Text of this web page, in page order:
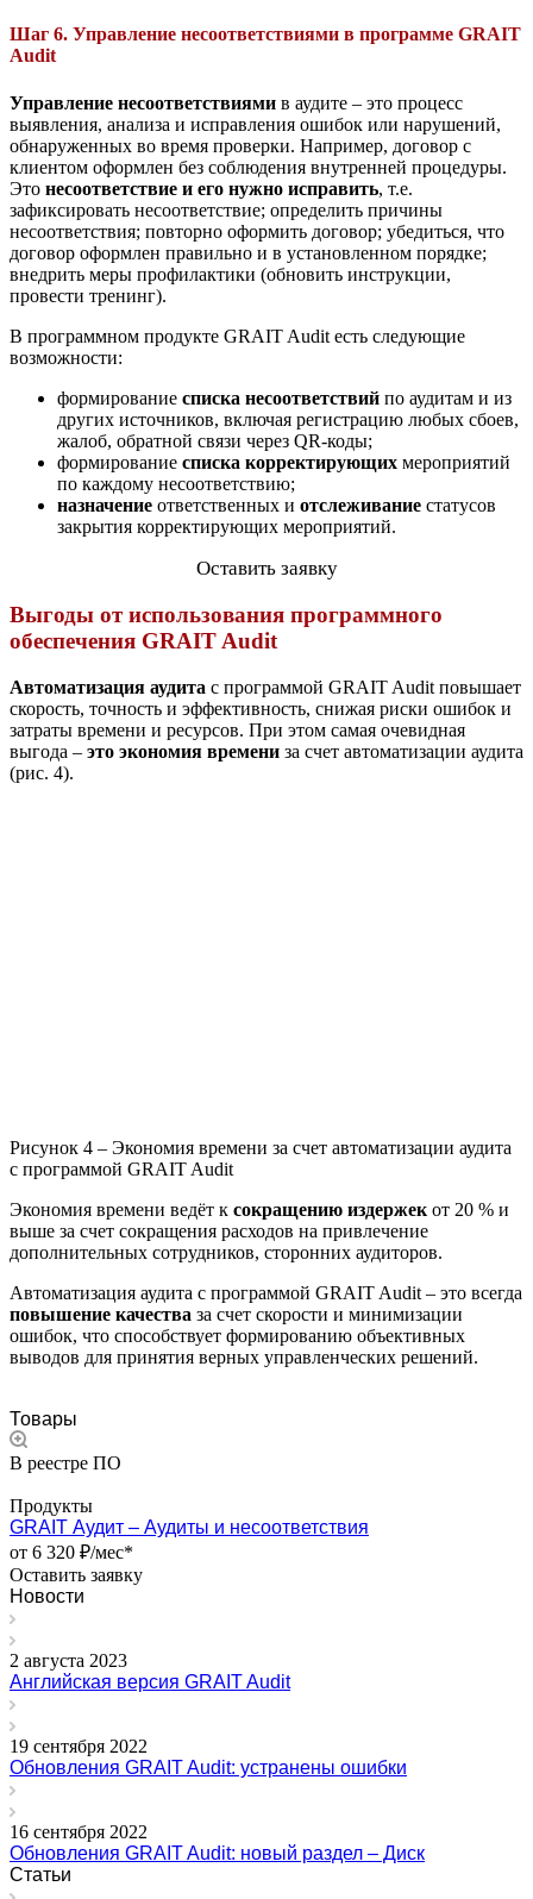
Шаг 6. Управление несоответствиями в программе GRAIT
Audit
Управление несоответствиями в аудите – это процесс
выявления, анализа и исправления ошибок или нарушений,
обнаруженных во время проверки. Например, договор с
клиентом оформлен без соблюдения внутренней процедуры.
Это несоответствие и его нужно исправить, т.е.
зафиксировать несоответствие; определить причины
несоответствия; повторно оформить договор; убедиться, что
договор оформлен правильно и в установленном порядке;
внедрить меры профилактики (обновить инструкции,
провести тренинг).
В программном продукте GRAIT Audit есть следующие
возможности:
формирование списка несоответствий по аудитам и из
других источников, включая регистрацию любых сбоев,
жалоб, обратной связи через QR-коды;
формирование списка корректирующих мероприятий
по каждому несоответствию;
назначение ответственных и отслеживание статусов
закрытия корректирующих мероприятий.
Оставить заявку
Выгоды от использования программного
обеспечения GRAIT Audit
Автоматизация аудита с программой GRAIT Audit повышает
скорость, точность и эффективность, снижая риски ошибок и
затраты времени и ресурсов. При этом самая очевидная
выгода – это экономия времени за счет автоматизации аудита
(рис. 4).
Рисунок 4 – Экономия времени за счет автоматизации аудита
с программой GRAIT Audit
Экономия времени ведёт к сокращению издержек от 20 % и
выше за счет сокращения расходов на привлечение
дополнительных сотрудников, сторонних аудиторов.
Автоматизация аудита с программой GRAIT Audit – это всегда
повышение качества за счет скорости и минимизации
ошибок, что способствует формированию объективных
выводов для принятия верных управленческих решений.
Товары
В реестре ПО
Продукты
GRAIT Аудит – Аудиты и несоответствия
от 6 320 ₽/мес*
Оставить заявку
Новости
2 августа 2023
Английская версия GRAIT Audit
19 сентября 2022
Обновления GRAIT Audit: устранены ошибки
16 сентября 2022
Обновления GRAIT Audit: новый раздел – Диск
Статьи